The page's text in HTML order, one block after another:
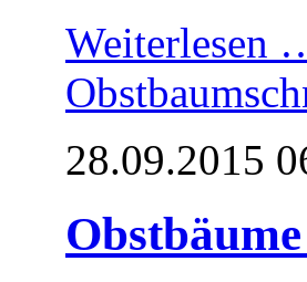
Weiterlesen
28.09.2015